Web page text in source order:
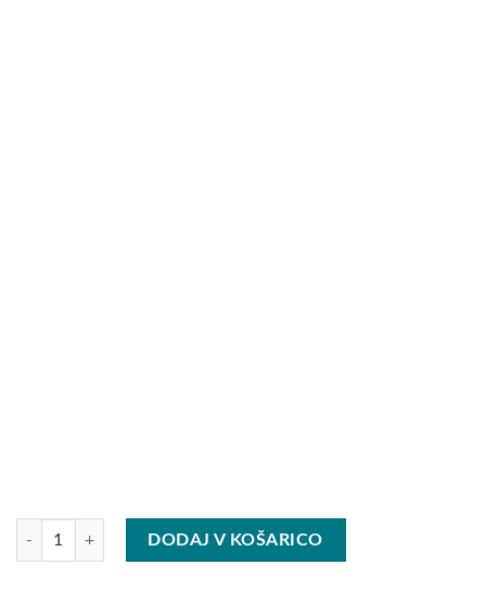
KAPA TRUCKER - 6 PANELNA količina
DODAJ V KOŠARICO